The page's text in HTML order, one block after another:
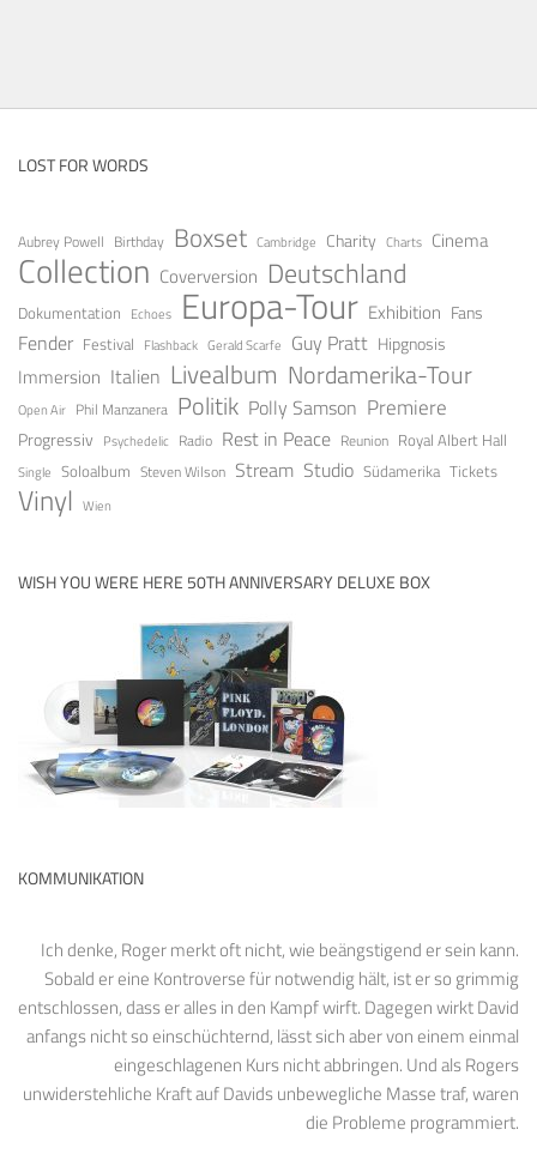
LOST FOR WORDS
Aubrey Powell Birthday Boxset Cambridge Charity Charts Cinema
Collection Coverversion Deutschland
Dokumentation Echoes Europa-Tour Exhibition Fans
Fender Festival Flashback Gerald Scarfe Guy Pratt Hipgnosis
Immersion Italien Livealbum Nordamerika-Tour
Open Air Phil Manzanera Politik Polly Samson Premiere
Progressiv Psychedelic Radio Rest in Peace Reunion Royal Albert Hall
Single Soloalbum Steven Wilson Stream Studio Südamerika Tickets
Vinyl Wien
WISH YOU WERE HERE 50TH ANNIVERSARY DELUXE BOX
KOMMUNIKATION
Ich denke, Roger merkt oft nicht, wie beängstigend er sein kann.
Sobald er eine Kontroverse für notwendig hält, ist er so grimmig
entschlossen, dass er alles in den Kampf wirft. Dagegen wirkt David
anfangs nicht so einschüchternd, lässt sich aber von einem einmal
eingeschlagenen Kurs nicht abbringen. Und als Rogers
unwiderstehliche Kraft auf Davids unbewegliche Masse traf, waren
die Probleme programmiert.